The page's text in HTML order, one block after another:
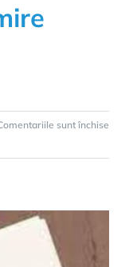
sunt închise